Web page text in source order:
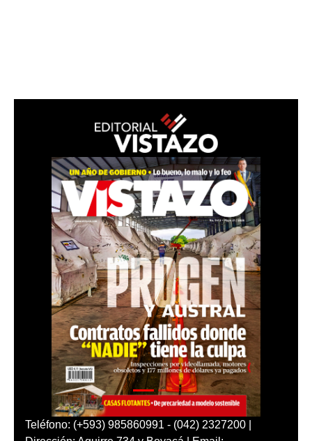
Teléfono: (+593) 985860991 - (042) 2327200 |